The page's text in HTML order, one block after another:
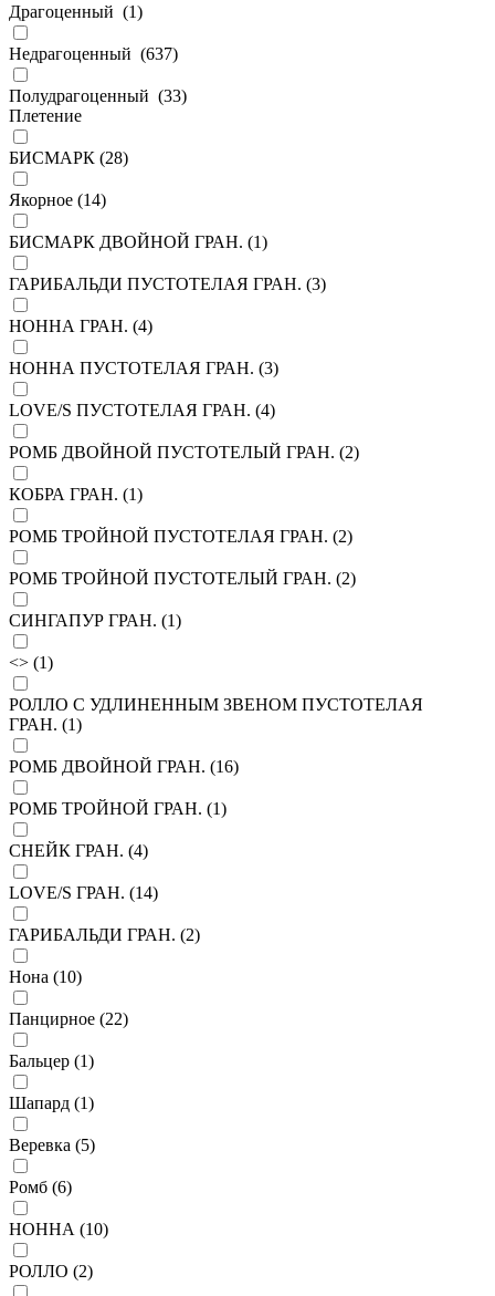
Драгоценный (1)
Недрагоценный (637)
Полудрагоценный (33)
Плетение
БИСМАРК (28)
Якорное (14)
БИСМАРК ДВОЙНОЙ ГРАН. (1)
ГАРИБАЛЬДИ ПУСТОТЕЛАЯ ГРАН. (3)
НОННА ГРАН. (4)
НОННА ПУСТОТЕЛАЯ ГРАН. (3)
LOVE/S ПУСТОТЕЛАЯ ГРАН. (4)
РОМБ ДВОЙНОЙ ПУСТОТЕЛЫЙ ГРАН. (2)
КОБРА ГРАН. (1)
РОМБ ТРОЙНОЙ ПУСТОТЕЛАЯ ГРАН. (2)
РОМБ ТРОЙНОЙ ПУСТОТЕЛЫЙ ГРАН. (2)
СИНГАПУР ГРАН. (1)
<> (1)
РОЛЛО С УДЛИНЕННЫМ ЗВЕНОМ ПУСТОТЕЛАЯ
ГРАН. (1)
РОМБ ДВОЙНОЙ ГРАН. (16)
РОМБ ТРОЙНОЙ ГРАН. (1)
СНЕЙК ГРАН. (4)
LOVE/S ГРАН. (14)
ГАРИБАЛЬДИ ГРАН. (2)
Нона (10)
Панцирное (22)
Бальцер (1)
Шапард (1)
Веревка (5)
Ромб (6)
НОННА (10)
РОЛЛО (2)